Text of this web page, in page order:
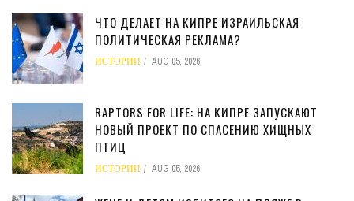
ЧТО ДЕЛАЕТ НА КИПРЕ ИЗРАИЛЬСКАЯ
ПОЛИТИЧЕСКАЯ РЕКЛАМА?
ИСТОРИИ AUG 05, 2026
RAPTORS FOR LIFE: НА КИПРЕ ЗАПУСКАЮТ
НОВЫЙ ПРОЕКТ ПО СПАСЕНИЮ ХИЩНЫХ
ПТИЦ
ИСТОРИИ AUG 05, 2026